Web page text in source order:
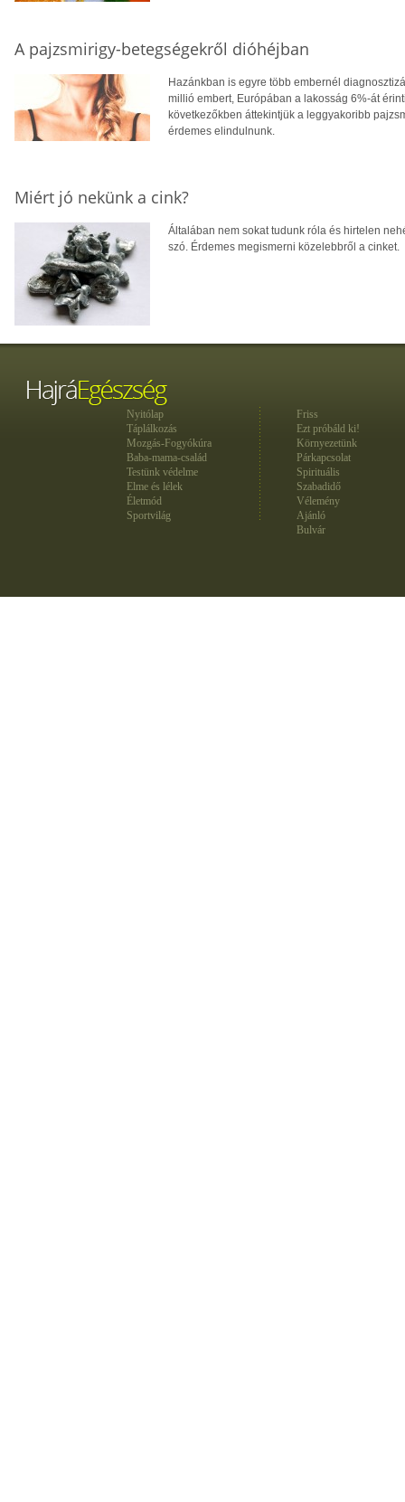
A pajzsmirigy-betegségekről dióhéjban
Hazánkban is egyre több embernél
millió embert, Európában a lakosság 6%-át
következőkben áttekintjük a leggyakoribb
érdemes elindulnunk.
Miért jó nekünk a cink?
Általában nem sokat tudunk róla és hirtelen
szó. Érdemes megismerni közelebbről a cinket.
Nyitólap
Táplálkozás
Mozgás-Fogyókúra
Baba-mama-család
Testünk védelme
Elme és lélek
Életmód
Sportvilág
Friss
Ezt próbáld ki!
Környezetünk
Párkapcsolat
Spirituális
Szabadidő
Vélemény
Ajánló
Bulvár